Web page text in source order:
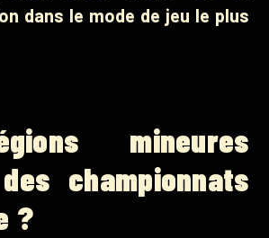
dans le mode de jeu le plus
mineures
championnats
?